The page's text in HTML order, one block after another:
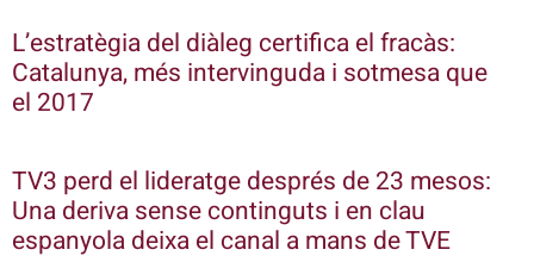
L’estratègia del diàleg certifica el fracàs:
Catalunya, més intervinguda i sotmesa que
el 2017
TV3 perd el lideratge després de 23 mesos:
Una deriva sense continguts i en clau
espanyola deixa el canal a mans de TVE